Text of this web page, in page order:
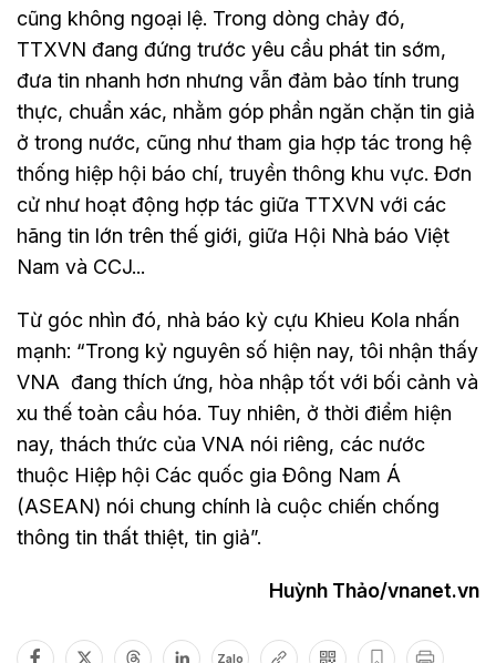
cũng không ngoại lệ. Trong dòng chảy đó,
TTXVN đang đứng trước yêu cầu phát tin sớm,
đưa tin nhanh hơn nhưng vẫn đảm bảo tính trung
thực, chuẩn xác, nhằm góp phần ngăn chặn tin giả
ở trong nước, cũng như tham gia hợp tác trong hệ
thống hiệp hội báo chí, truyền thông khu vực. Đơn
cử như hoạt động hợp tác giữa TTXVN với các
hãng tin lớn trên thế giới, giữa Hội Nhà báo Việt
Nam và CCJ...
Từ góc nhìn đó, nhà báo kỳ cựu Khieu Kola nhấn
mạnh: “Trong kỷ nguyên số hiện nay, tôi nhận thấy
VNA đang thích ứng, hòa nhập tốt với bối cảnh và
xu thế toàn cầu hóa. Tuy nhiên, ở thời điểm hiện
nay, thách thức của VNA nói riêng, các nước
thuộc Hiệp hội Các quốc gia Đông Nam Á
(ASEAN) nói chung chính là cuộc chiến chống
thông tin thất thiệt, tin giả”.
Huỳnh Thảo/vnanet.vn
Zalo